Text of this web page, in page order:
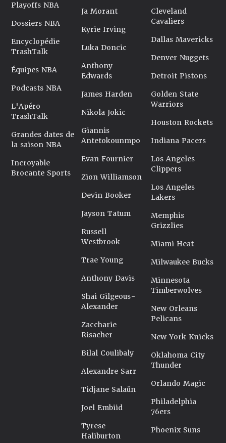
Playoffs NBA
Dossiers NBA
Encyclopédie
TrashTalk
Équipes NBA
Podcasts NBA
L'Apéro
TrashTalk
Grandes dates de
la saison NBA
Incroyable
Brocante Sports
Ja Morant
Kyrie Irving
Luka Doncic
Anthony
Edwards
James Harden
Nikola Jokic
Giannis
Antetokounmpo
Evan Fournier
Zion Williamson
Devin Booker
Jayson Tatum
Russell
Westbrook
Trae Young
Anthony Davis
Shai Gilgeous-
Alexander
Zaccharie
Risacher
Bilal Coulibaly
Alexandre Sarr
Tidjane Salaün
Joel Embiid
Tyrese
Haliburton
Cleveland
Cavaliers
Dallas Mavericks
Denver Nuggets
Detroit Pistons
Golden State
Warriors
Houston Rockets
Indiana Pacers
Los Angeles
Clippers
Los Angeles
Lakers
Memphis
Grizzlies
Miami Heat
Milwaukee Bucks
Minnesota
Timberwolves
New Orleans
Pelicans
New York Knicks
Oklahoma City
Thunder
Orlando Magic
Philadelphia
76ers
Phoenix Suns